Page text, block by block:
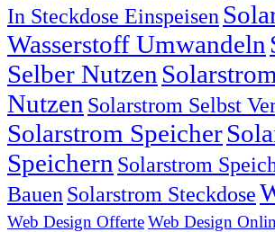
In Steckdose Einspeisen
Wasserstoff Umwandeln
Selber Nutzen
Nutzen Solarstrom Selbst
Solarstrom Speicher
Speichern Solarstrom
Bauen Solarstrom Steckdose
Web Design OfferteWeb Design